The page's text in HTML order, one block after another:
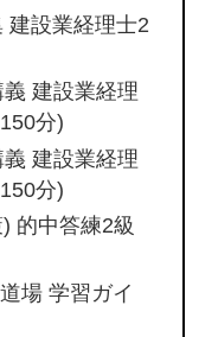
建設業経理士2
建設業経理
分)
建設業経理
分)
的中答練2級
場 学習ガイ